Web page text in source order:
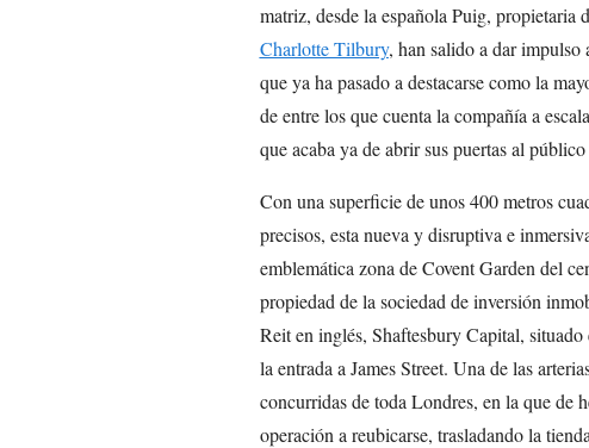
matriz, desde la española Puig, propietaria
Charlotte Tilbury, han salido a dar impulso
que ya ha pasado a destacarse como la
de entre los que cuenta la compañía a
que acaba ya de abrir sus puertas al
Con una superficie de unos 400 metros
precisos, esta nueva y disruptiva e
emblemática zona de Covent Garden del
propiedad de la sociedad de inversión
Reit en inglés, Shaftesbury Capital,
la entrada a James Street. Una de las
concurridas de toda Londres, en la que de
operación a reubicarse, trasladando la